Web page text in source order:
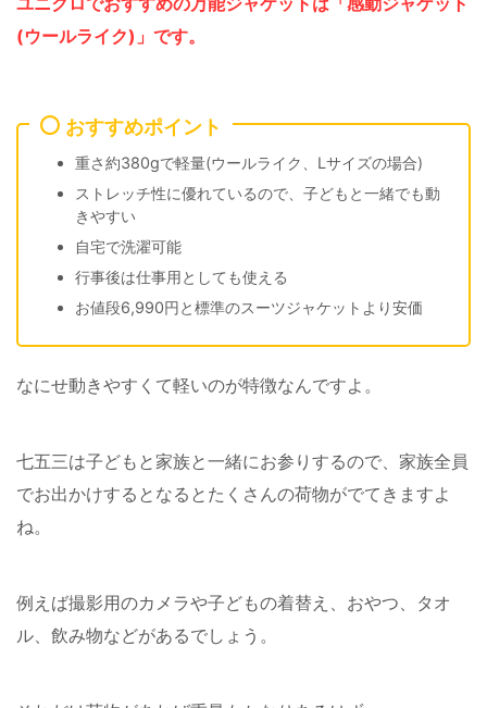
(ウールライク)」です。
おすすめポイント
重さ約380gで軽量(ウールライク、Lサイズの場合)
ストレッチ性に優れているので、子どもと一緒でも動
きやすい
自宅で洗濯可能
行事後は仕事用としても使える
お値段6,990円と標準のスーツジャケットより安価
なにせ動きやすくて軽いのが特徴なんですよ。
七五三は子どもと家族と一緒にお参りするので、家族全員
でお出かけするとなるとたくさんの荷物がでてきますよ
ね。
例えば撮影用のカメラや子どもの着替え、おやつ、タオ
ル、飲み物などがあるでしょう。